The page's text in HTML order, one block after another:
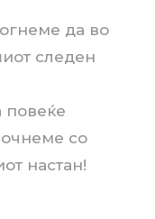
да во
следен
повеќе
со
настан!